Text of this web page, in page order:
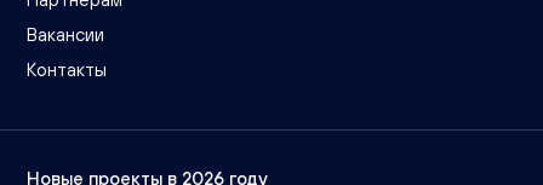
Вакансии
Контакты
Новые проекты в 2026 году